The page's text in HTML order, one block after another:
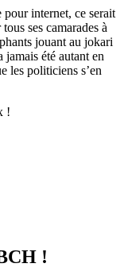
internet, ce serait
ses camarades à
jouant au jokari
jamais été autant en
les politiciens s’en
!
!